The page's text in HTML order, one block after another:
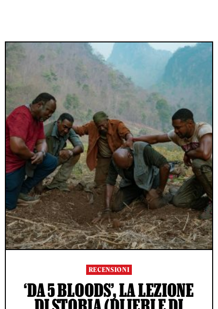
RECENSIONI
‘DA 5 BLOODS’, LA LEZIONE